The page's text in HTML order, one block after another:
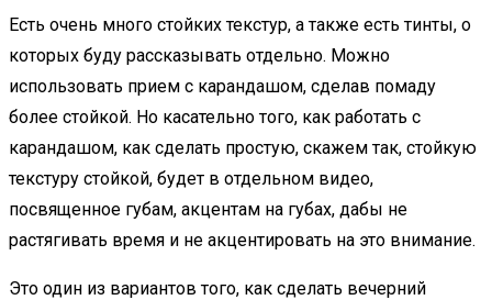
Есть очень много стойких текстур, а также есть тинты, о
которых буду рассказывать отдельно. Можно
использовать прием с карандашом, сделав помаду
более стойкой. Но касательно того, как работать с
карандашом, как сделать простую, скажем так, стойкую
текстуру стойкой, будет в отдельном видео,
посвященное губам, акцентам на губах, дабы не
растягивать время и не акцентировать на это внимание.
Это один из вариантов того, как сделать вечерний